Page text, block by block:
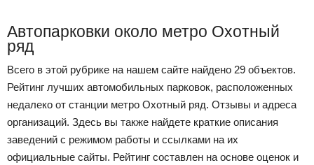
Автопарковки около метро Охотный
ряд
Всего в этой рубрике на нашем сайте найдено 29 объектов.
Рейтинг лучших автомобильных парковок, расположенных
недалеко от станции метро Охотный ряд. Отзывы и адреса
организаций. Здесь вы также найдете краткие описания
заведений с режимом работы и ссылками на их
официальные сайты. Рейтинг составлен на основе оценок и